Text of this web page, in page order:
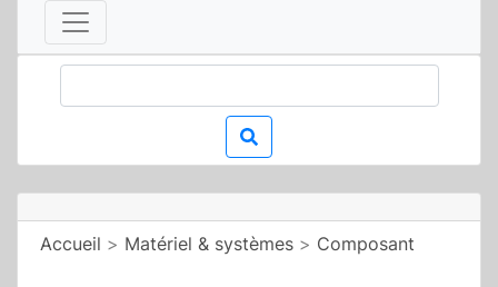
Accueil > Matériel & systèmes > Composant